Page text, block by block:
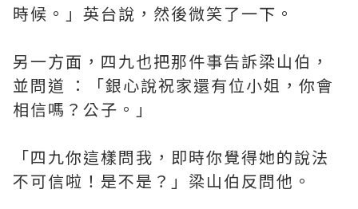
時候。」英台說，然後微笑了一下。
另一方面，四九也把那件事告訴梁山伯，
並問道 ：「銀心說祝家還有位小姐，你會
相信嗎？公子。」
「四九你這樣問我，即時你覺得她的說法
不可信啦！是不是？」梁山伯反問他。